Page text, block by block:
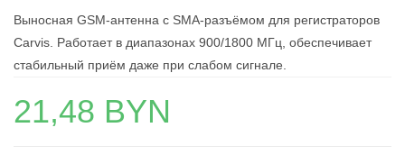
Выносная GSM-антенна с SMA-разъёмом для регистраторов
Carvis. Работает в диапазонах 900/1800 МГц, обеспечивает
стабильный приём даже при слабом сигнале.
21,48 BYN